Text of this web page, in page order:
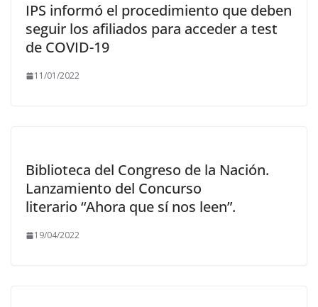
IPS informó el procedimiento que deben
seguir los afiliados para acceder a test
de COVID-19
11/01/2022
Biblioteca del Congreso de la Nación.
Lanzamiento del Concurso
literario “Ahora que sí nos leen”.
19/04/2022